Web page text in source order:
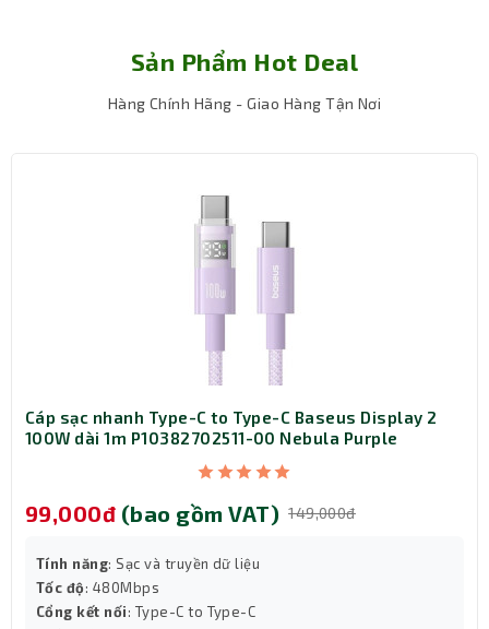
Sản Phẩm Hot Deal
Hàng Chính Hãng - Giao Hàng Tận Nơi
Cáp sạc nhanh Type-C to Type-C Baseus Display 2
100W dài 1m P10382702511-00 Nebula Purple
99,000đ (bao gồm VAT) 149,000đ
Tính năng: Sạc và truyền dữ liệu
Tốc độ: 480Mbps
Cổng kết nối: Type-C to Type-C